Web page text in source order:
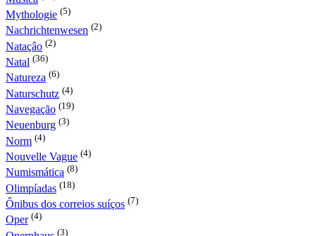
Mythologie (5)
Nachrichtenwesen (2)
Nataçâo (2)
Natal (36)
Natureza (6)
Naturschutz (4)
Navegação (19)
Neuenburg (3)
Norm (4)
Nouvelle Vague (4)
Numismática (8)
Olimpíadas (18)
Ônibus dos correios suíços (7)
Oper (4)
(3)